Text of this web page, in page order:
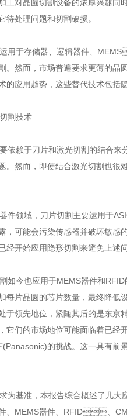
加工对晶圆切割设备的浓厚兴趣同时
待处理问题和切割破损。
于存储器、逻辑器件、
。然而，市场普遍要求更薄
应用趋势，这些替代技术包
割技术
赖于刀片和激光切割的结合来分割
。然而，即使结合激光切割
领域，刀片切割主要运用于
，可能会污染传感器并破坏敏感的
经开始应用隐形切割来避免上述问题
今也应用于MEMS器件和RFID
加每片晶圆的芯片数量，最终降
于领先地位，紧随其后的是东京
，它们的市场地位可能面临
的挑战。这一具有前
基准，本报告综合概述了几大
、MEMS器件、RFID、